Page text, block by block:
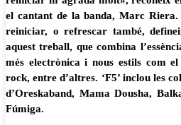
el cantant de la banda, Marc
reiniciar, o refrescar també,
aquest treball, que combina
més electrònica i nous estils com
rock, entre d’altres. ‘F5’ inclou les
d’Oreskaband, Mama Dousha,
Fúmiga.